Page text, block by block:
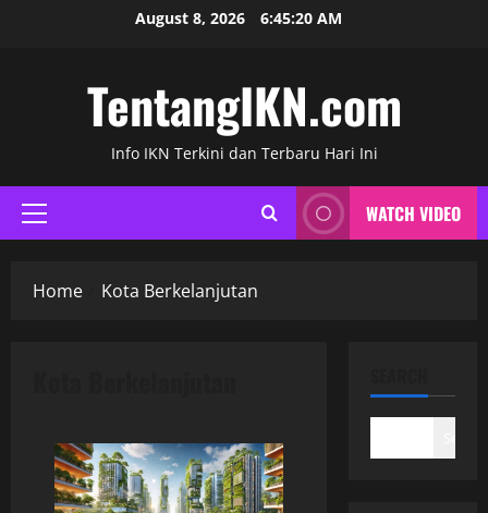
August 8, 2026 6:45:21 AM
TentangIKN.com
Info IKN Terkini dan Terbaru Hari Ini
Primary
Menu
WATCH VIDEO
Home Kota Berkelanjutan